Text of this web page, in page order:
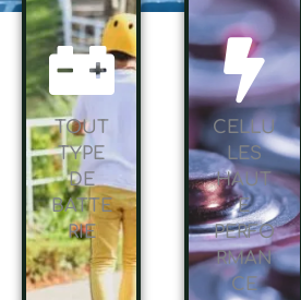
TOUT
TYPE
DE
BATTE
RIE
CELLU
LES
HAUT
E
PERFO
RMAN
CE